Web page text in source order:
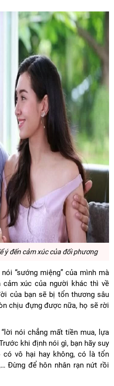
ý đến cảm xúc của đối phương
“sướng miệng” của mình mà
cảm xúc của người khác thì về
của bạn sẽ bị tổn thương sâu
chịu đựng được nữa, họ sẽ rời
nói chẳng mất tiền mua, lựa
khi định nói gì, bạn hãy suy
vô hại hay không, có là tổn
Đừng để hôn nhân rạn nứt rồi